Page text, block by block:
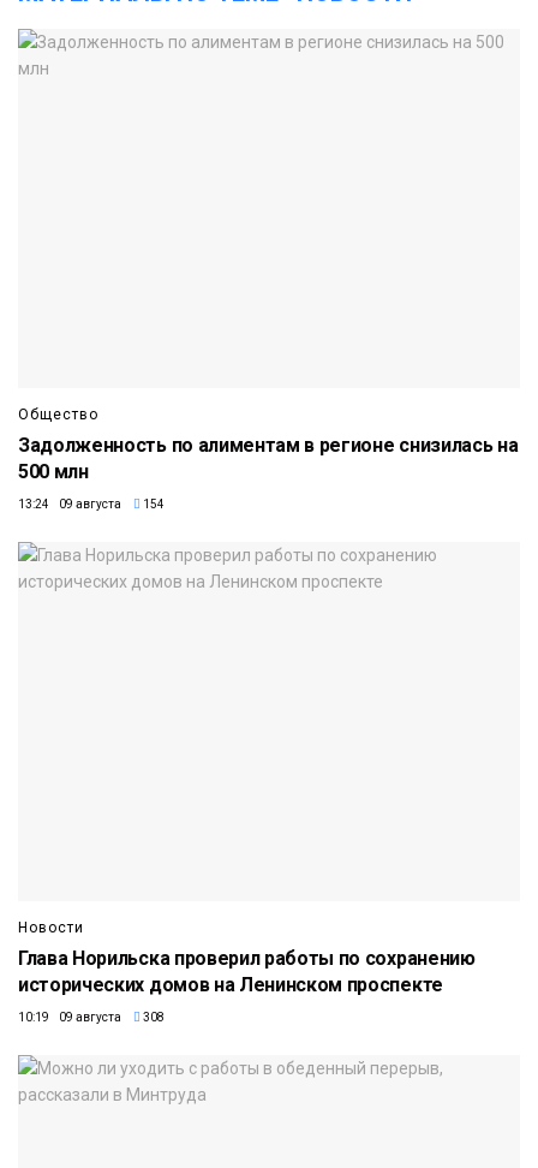
Общество
Задолженность по алиментам в регионе снизилась на
500 млн
13:24 09 августа 154
Новости
Глава Норильска проверил работы по сохранению
исторических домов на Ленинском проспекте
10:19 09 августа 308